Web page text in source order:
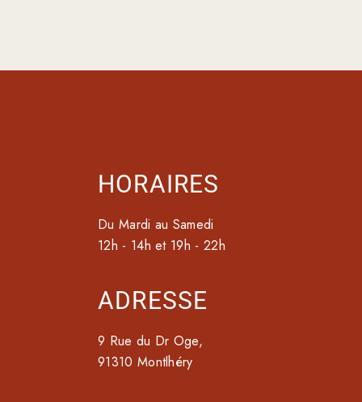
HORAIRES
Du Mardi au Samedi
12h - 14h et 19h - 22h
ADRESSE
9 Rue du Dr Oge,
91310 Montlhéry